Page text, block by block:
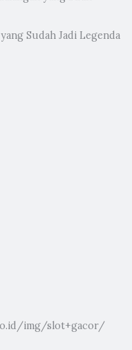
Sudah Jadi Legenda
img/slot+gacor/